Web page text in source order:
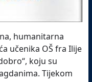
humanitarna
učenika OŠ fra Ilije
koju su
Tijekom